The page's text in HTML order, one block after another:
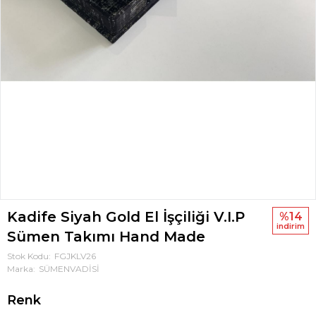
Kadife Siyah Gold El İşçiliği V.I.P
Sümen Takımı Hand Made
Stok Kodu
FGJKLV26
Marka
SÜMENVADİSİ
%14
i̇ndi̇ri̇m
Renk